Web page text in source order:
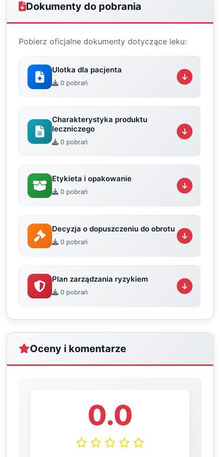
Dokumenty do pobrania
Pobierz oficjalne dokumenty dotyczące leku:
Ulotka dla pacjenta
0 pobrań
Charakterystyka produktu
leczniczego
0 pobrań
Etykieta i opakowanie
0 pobrań
Decyzja o dopuszczeniu do obrotu
0 pobrań
Plan zarządzania ryzykiem
0 pobrań
Oceny i komentarze
0.0